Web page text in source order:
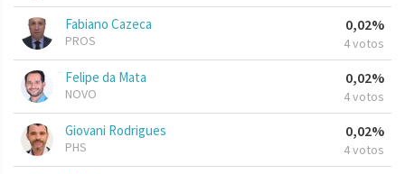
Fabiano Cazeca
PROS
0,02%
4 votos
Felipe da Mata
NOVO
0,02%
4 votos
Giovani Rodrigues
PHS
0,02%
4 votos